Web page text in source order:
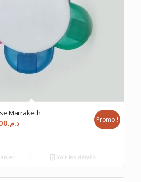
Marrakech
د.م.12.00.
د.م.Le
د.م.10.00.
Promo !
Voir les détails